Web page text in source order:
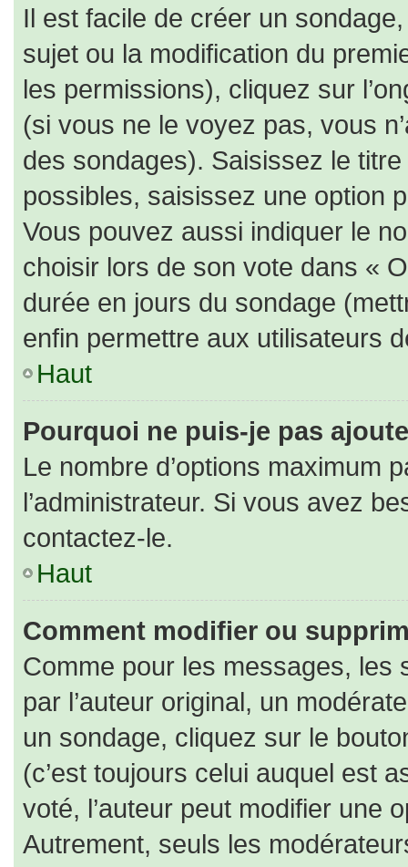
Il est facile de créer un
sujet ou la modification du
les permissions), cliquez sur
(si vous ne le voyez pas, vous
des sondages). Saisissez le
possibles, saisissez une option
Vous pouvez aussi indiquer le
choisir lors de son vote dans «
durée en jours du sondage
enfin permettre aux utilisateurs
Haut
Pourquoi ne puis-je pas
Le nombre d’options maximum
l’administrateur. Si vous avez
contactez-le.
Haut
Comment modifier ou
Comme pour les messages, les
par l’auteur original, un
un sondage, cliquez sur le
(c’est toujours celui auquel est
voté, l’auteur peut modifier une
Autrement, seuls les